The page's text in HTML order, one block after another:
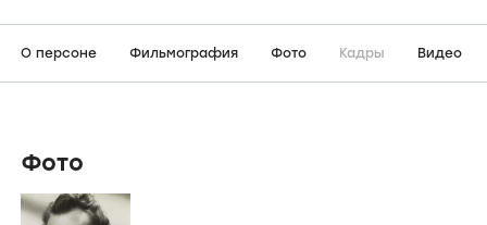
О персоне Фильмография Фото Кадры Видео
Фото